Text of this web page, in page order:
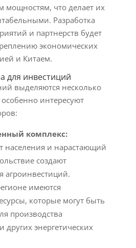
мощностям, что делает их
Разработка
и партнерств будет
экономических
и Китаем.
для инвестиций
выделяются несколько
интересуют
комплекс:
населения и нарастающий
создают
агроинвестиций.
имеются
которые могут быть
производства
других энергетических